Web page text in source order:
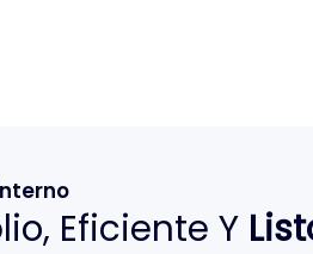
Eficiente Y